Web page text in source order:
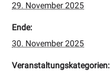
29. November 2025
Ende:
30. November 2025
Veranstaltungskategorien: